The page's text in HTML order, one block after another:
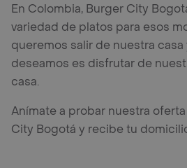
En Colombia, Burger City
variedad de platos para esos
queremos salir de nuestra
deseamos es disfrutar de
casa.
Anímate a probar nuestra
City Bogotá y recibe tu